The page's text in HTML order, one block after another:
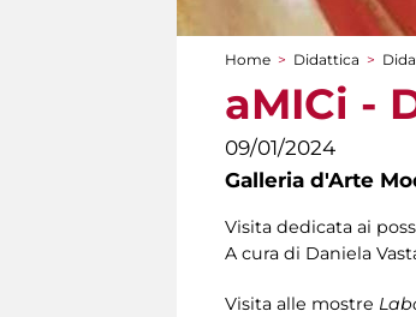
Tu sei qui
Home > Didattica >
aMICi -
09/01/2024
Galleria d'Arte
Visita dedicata ai
A cura di Daniela
Visita alle mostre